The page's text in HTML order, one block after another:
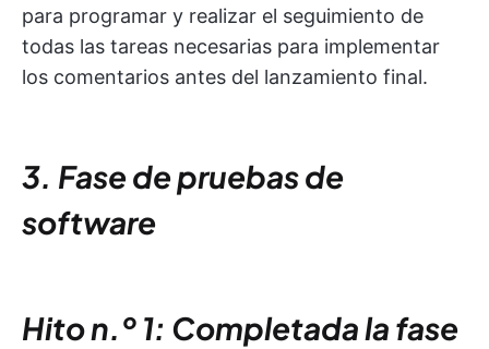
para programar y realizar el seguimiento de
todas las tareas necesarias para implementar
los comentarios antes del lanzamiento final.
3. Fase de pruebas de
software
Hito n.º 1: Completada la fase